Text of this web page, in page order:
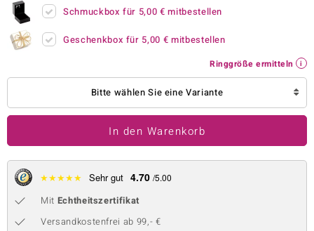
BY DE MELO
Collection
Schmuckbox für 5,00 € mitbestellen
Geschenkbox für 5,00 € mitbestellen
Ringgröße ermitteln
Bitte wählen Sie eine Variante
In den Warenkorb
★★★★★ Sehr gut 4.70 /5.00
Mit Echtheitszertifikat
Versandkostenfrei ab 99,- €